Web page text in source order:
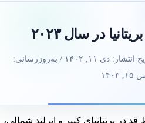
در سال ۲۰۲۳
انتشار: دی ۱۱, ۱۴۰۲
/ به‌روزرسانی:
۱۴۰۳
بریتانیای کبیر و ایرلند شمالی،